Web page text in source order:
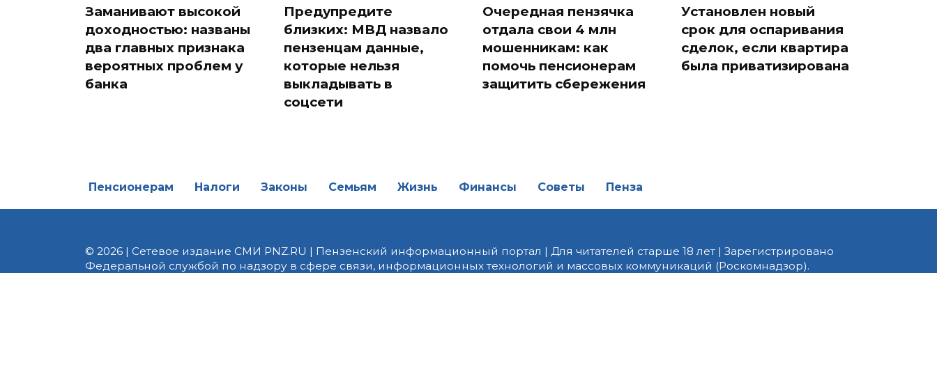
Заманивают высокой
доходностью: названы
два главных признака
вероятных проблем у
банка
Предупредите
близких: МВД назвало
пензенцам данные,
которые нельзя
выкладывать в
соцсети
Очередная пензячка
отдала свои 4 млн
мошенникам: как
помочь пенсионерам
защитить сбережения
Установлен новый
срок для оспаривания
сделок, если квартира
была приватизирована
Пенсионерам Налоги Законы Семьям Жизнь Финансы Советы Пенза
© 2026 | Сетевое издание СМИ PNZ.RU | Пензенский информационный портал | Для читателей старше 18 лет | Зарегистрировано
Федеральной службой по надзору в сфере связи, информационных технологий и массовых коммуникаций (Роскомнадзор).